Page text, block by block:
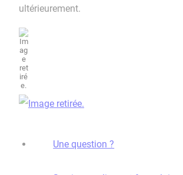
ultérieurement.
Une question ?